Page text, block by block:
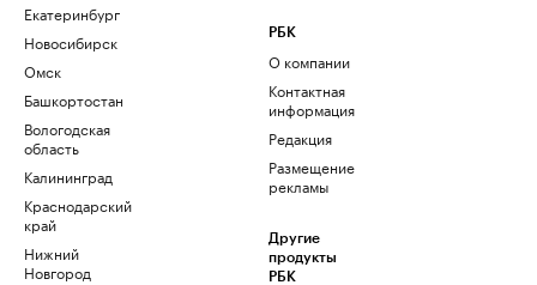
Екатеринбург
Новосибирск
Омск
Башкортостан
Вологодская
область
Калининград
Краснодарский
край
Нижний
Новгород
РБК
О компании
Контактная
информация
Редакция
Размещение
рекламы
Другие
продукты
РБК